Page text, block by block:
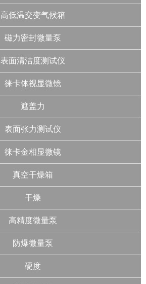
高低温交变气候箱
磁力密封微量泵
表面清洁度测试仪
徕卡体视显微镜
遮盖力
表面张力测试仪
徕卡金相显微镜
真空干燥箱
干燥
高精度微量泵
防爆微量泵
硬度